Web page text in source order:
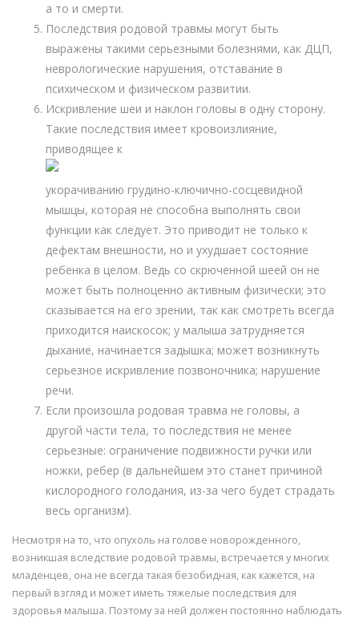
а то и смерти.
Последствия родовой травмы могут быть
выражены такими серьезными болезнями, как ДЦП,
неврологические нарушения, отставание в
психическом и физическом развитии.
Искривление шеи и наклон головы в одну сторону.
Такие последствия имеет кровоизлияние,
приводящее к
укорачиванию грудино-ключично-сосцевидной
мышцы, которая не способна выполнять свои
функции как следует. Это приводит не только к
дефектам внешности, но и ухудшает состояние
ребенка в целом. Ведь со скрюченной шеей он не
может быть полноценно активным физически; это
сказывается на его зрении, так как смотреть всегда
приходится наискосок; у малыша затрудняется
дыхание, начинается задышка; может возникнуть
серьезное искривление позвоночника; нарушение
речи.
Если произошла родовая травма не головы, а
другой части тела, то последствия не менее
серьезные: ограничение подвижности ручки или
ножки, ребер (в дальнейшем это станет причиной
кислородного голодания, из-за чего будет страдать
весь организм).
Несмотря на то, что опухоль на голове новорожденного,
возникшая вследствие родовой травмы, встречается у многих
младенцев, она не всегда такая безобидная, как кажется, на
первый взгляд и может иметь тяжелые последствия для
здоровья малыша. Поэтому за ней должен постоянно наблюдать